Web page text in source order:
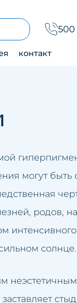
500
контакт
могут
родов,
солнце.